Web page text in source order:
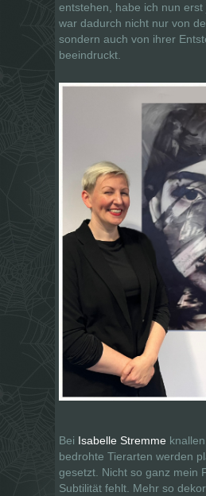
entstehen, habe ich nun
war dadurch nicht nur von
sondern auch von ihrer
beeindruckt.
Bei Isabelle Stremme
bedrohte Tierarten werden
gesetzt. Nicht so ganz mein
Subtilität fehlt. Mehr so